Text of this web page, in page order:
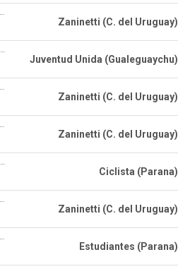
Zaninetti (C. del Uruguay)
Juventud Unida (Gualeguaychu)
Zaninetti (C. del Uruguay)
Zaninetti (C. del Uruguay)
Ciclista (Parana)
Zaninetti (C. del Uruguay)
Estudiantes (Parana)